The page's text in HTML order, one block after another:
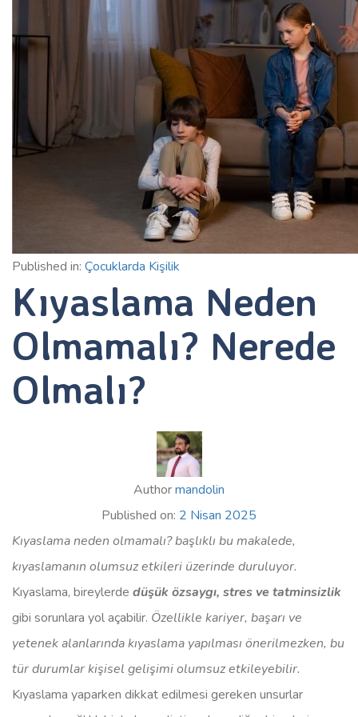
Published in: Çocuklarda Kişilik
Kıyaslama Neden
Olmamalı? Nerede
Olmalı?
Authormandolin
Published on: 2 Nisan 2025
Kıyaslama neden olmamalı? başlıklı bu makalede,
kıyaslamanın olumsuz etkileri üzerinde duruluyor.
Kıyaslama, bireylerde düşük özsaygı, stres ve tatminsizlik
gibi sorunlara yol açabilir. Özellikle kariyer, başarı ve
yetenek alanlarında kıyaslama yapılması önerilmezken, bu
tür durumlar kişisel gelişimi olumsuz etkileyebilir.
Kıyaslama yaparken dikkat edilmesi gereken unsurlar